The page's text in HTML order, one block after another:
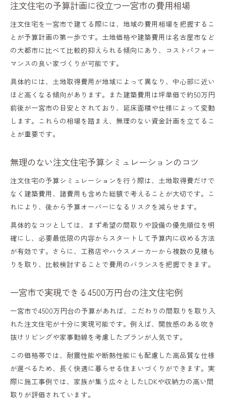
注文住宅の予算計画に役立つ一宮市の費用相場
注文住宅を一宮市で建てる際には、地域の費用相場を把握するこ
とが予算計画の第一歩です。土地価格や建築費用は名古屋市など
の大都市に比べて比較的抑えられる傾向にあり、コストパフォー
マンスの良い家づくりが可能です。
具体的には、土地取得費用が地域によって異なり、中心部に近い
ほど高くなる傾向があります。また建築費用は坪単価で約50万円
前後が一宮市の目安とされており、延床面積や仕様によって変動
します。これらの相場を踏まえ、無理のない資金計画を立てるこ
とが重要です。
無理のない注文住宅予算シミュレーションのコツ
注文住宅の予算シミュレーションを行う際は、土地取得費だけで
なく建築費用、諸費用も含めた総額で考えることが大切です。こ
れにより、後から予算オーバーになるリスクを減らせます。
具体的なコツとしては、まず希望の間取りや設備の優先順位を明
確にし、必要最低限の内容からスタートして予算内に収める方法
が有効です。さらに、工務店やハウスメーカーから複数の見積も
りを取り、比較検討することで費用のバランスを把握できます。
一宮市で実現できる4500万円台の注文住宅例
一宮市で4500万円台の予算があれば、こだわりの間取りを取り入
れた注文住宅が十分に実現可能です。例えば、開放感のある吹き
抜けリビングや家事動線を考慮したプランが人気です。
この価格帯では、耐震性能や断熱性能にも配慮した高品質な仕様
が選べるため、長く快適に暮らせる住まいづくりができます。実
際に施工事例では、家族が集う広々としたLDKや収納力の高い間
取りが評価されています。